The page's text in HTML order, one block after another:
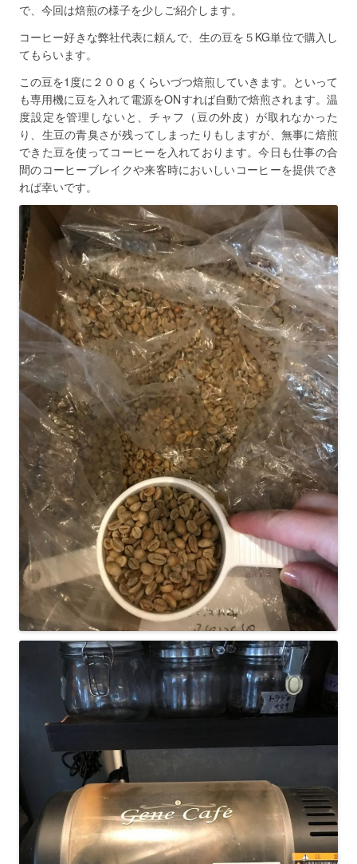
で、今回は焙煎の様子を少しご紹介します。
コーヒー好きな弊社代表に頼んで、生の豆を５KG単位で購入し
てもらいます。
この豆を1度に２００ｇくらいづつ焙煎していきます。といって
も専用機に豆を入れて電源をONすれば自動で焙煎されます。温
度設定を管理しないと、チャフ（豆の外皮）が取れなかった
り、生豆の青臭さが残ってしまったりもしますが、無事に焙煎
できた豆を使ってコーヒーを入れております。今日も仕事の合
間のコーヒーブレイクや来客時においしいコーヒーを提供でき
れば幸いです。